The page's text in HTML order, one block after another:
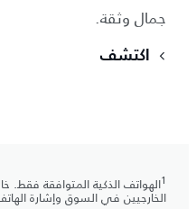
جمال وثقة.
اكتشف
1الهواتف الذكية المتوافقة
الخارجيين في السوق وإشارة